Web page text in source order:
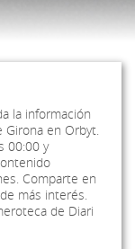
la información
Girona en Orbyt.
00:00 y
Comparte en
más interés.
de Diari